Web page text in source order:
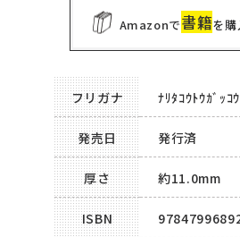
Amazonで書籍を購
フリガナ ﾅﾘﾀｺｳﾄｳｶﾞｯｺｳ
発売日 発行済
厚さ 約11.0mm
ISBN